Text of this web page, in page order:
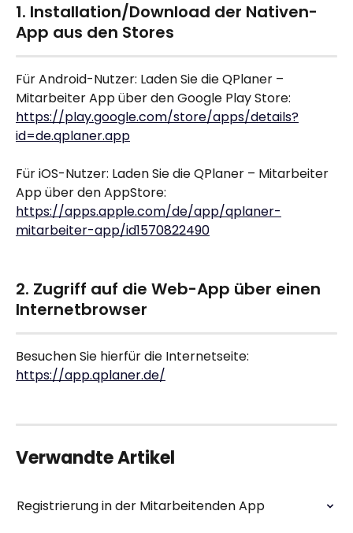
1. Installation/Download der Nativen-
App aus den Stores
Für Android-Nutzer: Laden Sie die QPlaner –
Mitarbeiter App über den Google Play Store:
https://play.google.com/store/apps/details?
id=de.qplaner.app
Für iOS-Nutzer: Laden Sie die QPlaner – Mitarbeiter
App über den AppStore:
https://apps.apple.com/de/app/qplaner-
mitarbeiter-app/id1570822490
2. Zugriff auf die Web-App über einen
Internetbrowser
Besuchen Sie hierfür die Internetseite:
https://app.qplaner.de/
Verwandte Artikel
Registrierung in der Mitarbeitenden App